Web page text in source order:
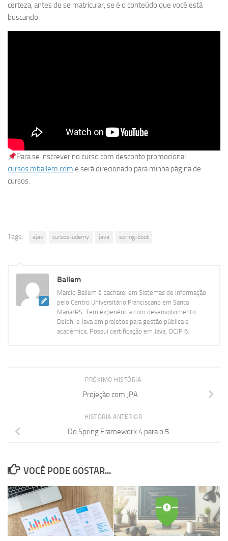
certeza, antes de se matricular, se é o conteúdo que você está
buscando.
Para se inscrever no curso com desconto promocional
cursos.mballem.com e será direcionado para minha página de
cursos.
Tags: ajax cursos-udemy java spring-boot
Ballem
Marcio Ballem é bacharel em Sistemas de Informação
pelo Centro Universitário Franciscano em Santa
Maria/RS. Tem experiência com desenvolvimento
Delphi e Java em projetos para gestão pública e
acadêmica. Possui certificação em Java, OCJP 6.
PRÓXIMO HISTÓRIA
Projeção com JPA
HISTÓRIA ANTERIOR
Do Spring Framework 4 para o 5
VOCÊ PODE GOSTAR...